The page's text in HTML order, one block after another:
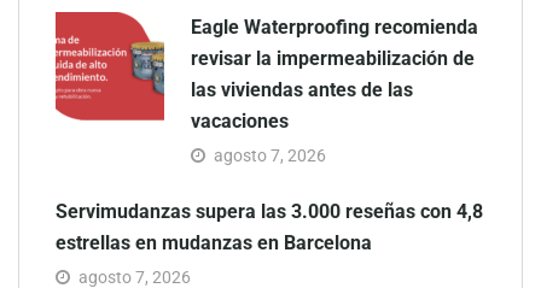
Eagle Waterproofing recomienda
revisar la impermeabilización de
las viviendas antes de las
vacaciones
agosto 7, 2026
Servimudanzas supera las 3.000 reseñas con 4,8
estrellas en mudanzas en Barcelona
agosto 7, 2026